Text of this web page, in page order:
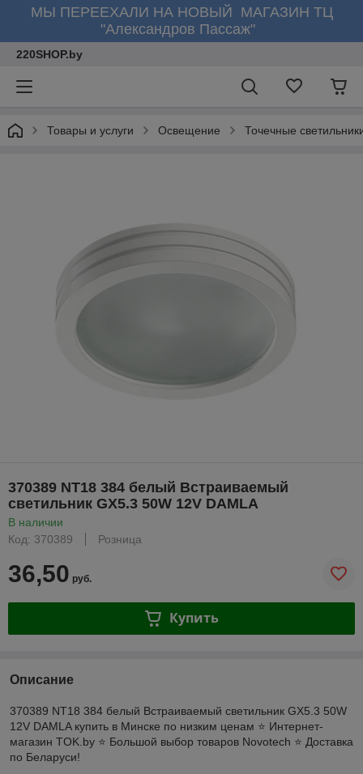
МЫ ПЕРЕЕХАЛИ НА НОВЫЙ МАГАЗИН ТЦ
"Александров Пассаж"
220SHOP.by
Товары и услуги Освещение Точечные
370389 NT18 384 белый Встраиваемый
светильник GX5.3 50W 12V DAMLA
В наличии
Код: 370389
Розница
36,50 руб.
Купить
Описание
370389 NT18 384 белый Встраиваемый светильник GX5.3 50W
12V DAMLA купить в Минске по низким ценам ⭐️ Интернет-
магазин TOK.by ⭐️ Большой выбор товаров Novotech ⭐️ Доставка
по Беларуси!